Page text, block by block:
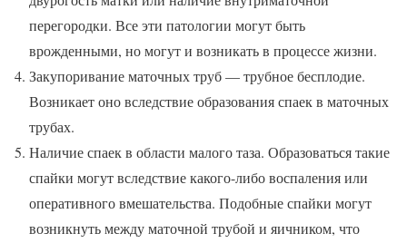
перегородки. Все эти патологии могут быть
врожденными, но могут и возникать в процессе жизни.
Закупоривание маточных труб — трубное бесплодие.
Возникает оно вследствие образования спаек в маточных
трубах.
Наличие спаек в области малого таза. Образоваться такие
спайки могут вследствие какого-либо воспаления или
оперативного вмешательства. Подобные спайки могут
возникнуть между маточной трубой и яичником, что